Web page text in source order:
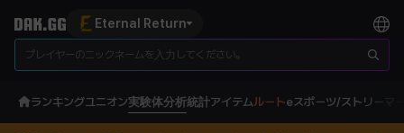
Eternal Return
ランキングユニオン実験体分析統計アイテムルートeスポーツ/ストリーマ